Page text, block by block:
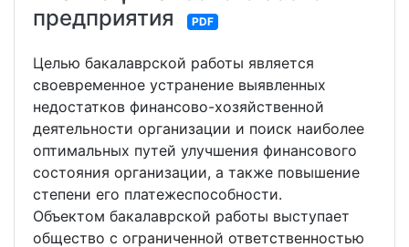
предприятия
PDF
Целью бакалаврской работы является
своевременное устранение выявленных
недостатков финансово-хозяйственной
деятельности организации и поиск наиболее
оптимальных путей улучшения финансового
состояния организации, а также повышение
степени его платежеспособности.
Объектом бакалаврской работы выступает
общество с ограниченной ответственностью